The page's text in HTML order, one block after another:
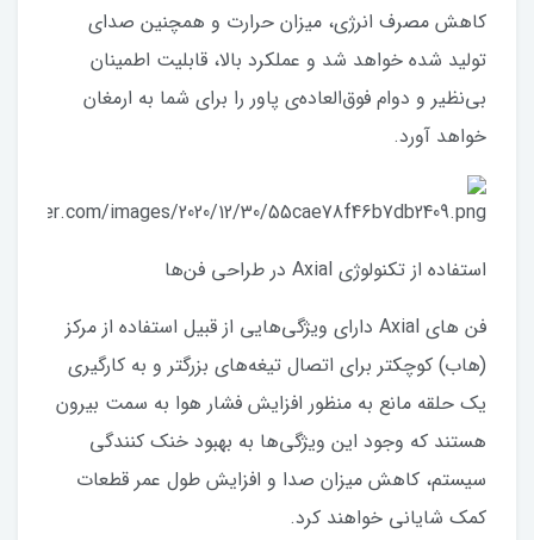
کاهش مصرف انرژی، میزان حرارت و همچنین صدای
تولید شده خواهد شد و عملکرد بالا، قابلیت اطمینان
بی‌نظیر و دوام فوق‌العاده‌ی پاور را برای شما به ارمغان
خواهد آورد.
استفاده از تکنولوژی Axial در طراحی فن‌ها
فن های Axial دارای ویژگی‌هایی از قبیل استفاده از مرکز
(هاب) کوچکتر برای اتصال تیغه‌های بزرگتر و به کارگیری
یک حلقه مانع به منظور افزایش فشار هوا به سمت بیرون
هستند که وجود این ویژگی‌ها به بهبود خنک کنندگی
سیستم، کاهش میزان صدا و افزایش طول عمر قطعات
کمک شایانی خواهند کرد.